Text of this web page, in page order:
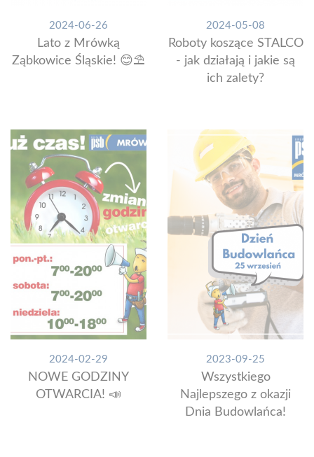
2024-06-26
Lato z Mrówką
Ząbkowice Śląskie! 😊⛱️
2024-05-08
Roboty koszące STALCO
- jak działają i jakie są
ich zalety?
2024-02-29
NOWE GODZINY
OTWARCIA! 📣
2023-09-25
Wszystkiego
Najlepszego z okazji
Dnia Budowlańca!